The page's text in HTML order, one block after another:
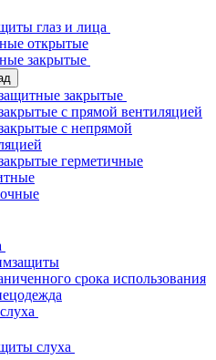
глаз и лица
открытые
закрытые
закрытые
с прямой вентиляцией
с непрямой
герметичные
срока использования
слуха